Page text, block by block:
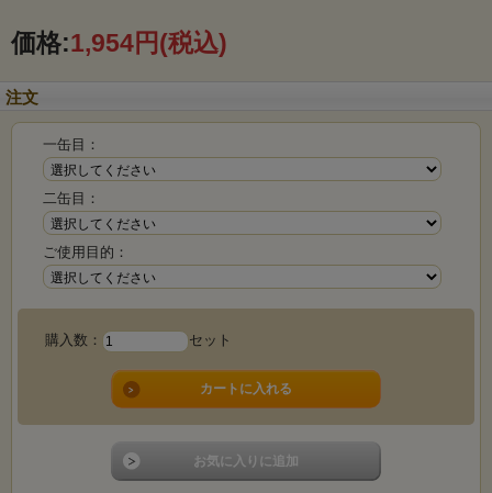
価格:1,954円(税込)
注文
一缶目：
二缶目：
ご使用目的：
購入数： セット